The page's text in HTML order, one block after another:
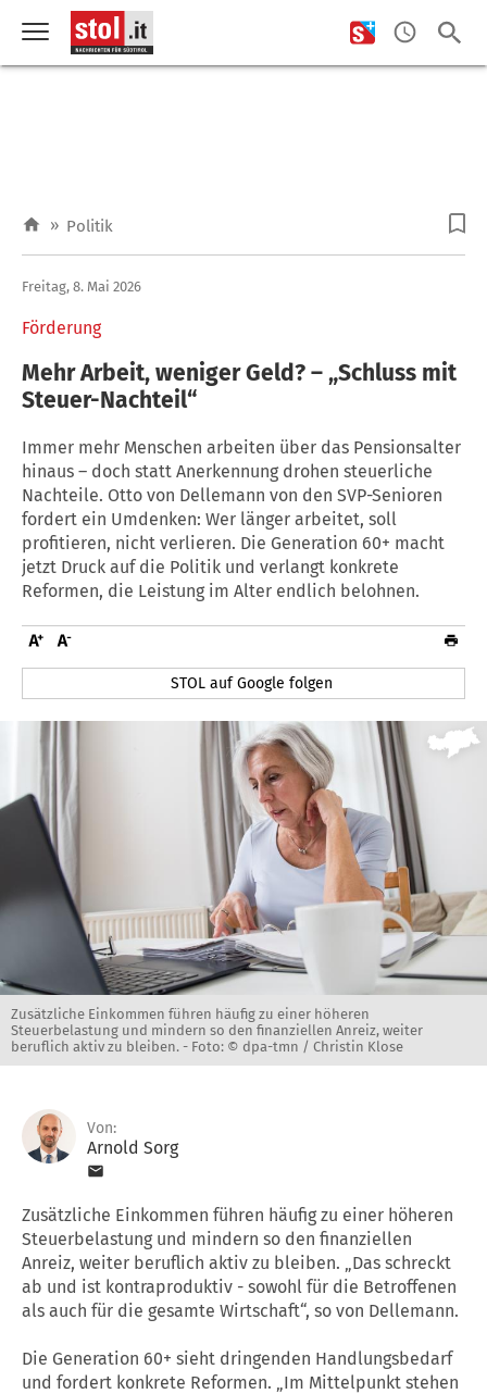
» Politik
Förderung
Freitag, 8. Mai 2026
Mehr Arbeit, weniger Geld? – „Schluss mit
Steuer-Nachteil“
Immer mehr Menschen arbeiten über das Pensionsalter
hinaus – doch statt Anerkennung drohen steuerliche
Nachteile. Otto von Dellemann von den SVP-Senioren
fordert ein Umdenken: Wer länger arbeitet, soll
profitieren, nicht verlieren. Die Generation 60+ macht
jetzt Druck auf die Politik und verlangt konkrete
Reformen, die Leistung im Alter endlich belohnen.
STOL auf Google folgen
Zusätzliche Einkommen führen häufig zu einer höheren
Steuerbelastung und mindern so den finanziellen Anreiz, weiter
beruflich aktiv zu bleiben. - Foto: © dpa-tmn / Christin Klose
Von:
Arnold Sorg
Zusätzliche Einkommen führen häufig zu einer höheren
Steuerbelastung und mindern so den finanziellen
Anreiz, weiter beruflich aktiv zu bleiben. „Das schreckt
ab und ist kontraproduktiv - sowohl für die Betroffenen
als auch für die gesamte Wirtschaft“, so von Dellemann.
Die Generation 60+ sieht dringenden Handlungsbedarf
und fordert konkrete Reformen. „Im Mittelpunkt stehen